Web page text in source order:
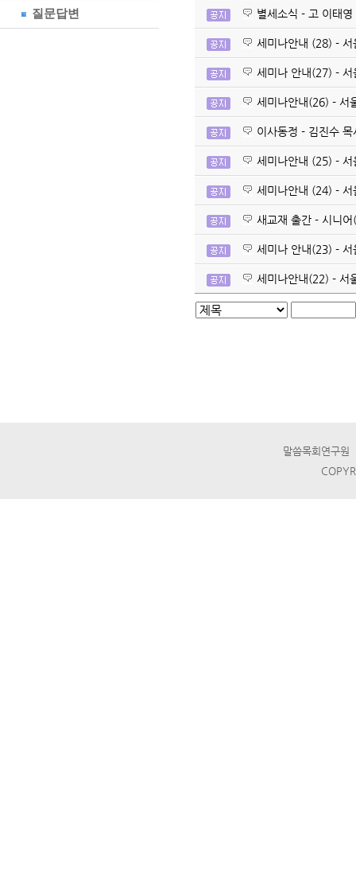
질문답변 별세소식 - 고 이태
세미나안내 (28) - 서
세미나 안내(27) - 서
세미나안내(26) - 서
이사동정 - 김진수
세미나안내 (25) - 서
세미나안내 (24) - 서
새교재 출간 - 시니
세미나 안내(23) - 서
세미나안내(22) - 서
말씀목회연